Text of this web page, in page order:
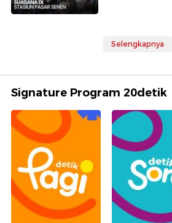
Selengkapnya
Signature Program 20detik